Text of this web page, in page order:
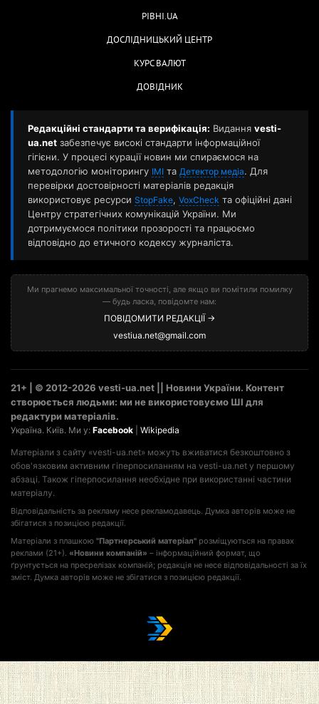
РІВНІ.UA
ДОСЛІДНИЦЬКИЙ ЦЕНТР
КУРС ВАЛЮТ
ДОВІДНИК
Редакційні стандарти та верифікація: Видання vesti-
ua.net забезпечує високі стандарти інформаційної
гігієни. У процесі курації новин ми спираємося на
методологію моніторингу ІМІ та Детектор медіа. Для
перевірки достовірності матеріалів редакція
використовує ресурси StopFake, VoxCheck та офіційні дані
Центру стратегічних комунікацій України. Ми
дотримуємося політики прозорості та працюємо
відповідно до етичного кодексу журналіста.
Ми прагнемо максимальної точності, але якщо ви помітили помилку
— будь ласка, повідомте нам:
ПОВІДОМИТИ РЕДАКЦІЇ →
vestiua.net@gmail.com
21+ | © 2012-2026 vesti-ua.net || Новини України. Контент
створюється людьми: ми не використовуємо ШІ для
редактури матеріалів.
Україна. Київ. Ми у: Facebook Wikipedia
Матеріали з сайту «vesti-ua.net» можуть вживатися безкоштовно з
обов'язковим активним гіперпосиланням на vesti-ua.net у першому
абзаці. Також гіперпосилання необхідне при використанні частини
матеріалу.
Відповідальність за рекламу несе рекламодавець. Думка авторів може не
збігатися з позицією редакції.
Матеріали з плашкою "Партнерський матеріал" розміщуються на правах
реклами (21+). «Новини компаній» – інформаційний формат, що
ґрунтується на пресрелізах компаній; редакція не несе відповідальності за їх
зміст. Думка авторів може не збігатися з позицією редакції.